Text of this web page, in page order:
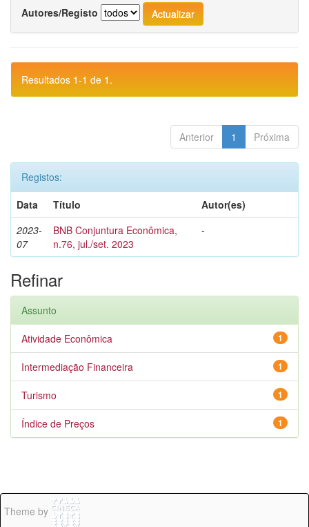
Autores/Registo
Resultados 1-1 de 1.
Anterior 1 Próxima
Registos:
Data
Título
Autor(es)
2023-
07
BNB Conjuntura Econômica,
n.76, jul./set. 2023
-
Refinar
Assunto
1
Atividade Econômica
1
Intermediação Financeira
1
Turismo
1
Índice de Preços
Theme by